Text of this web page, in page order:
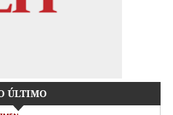
ÚLTIMO